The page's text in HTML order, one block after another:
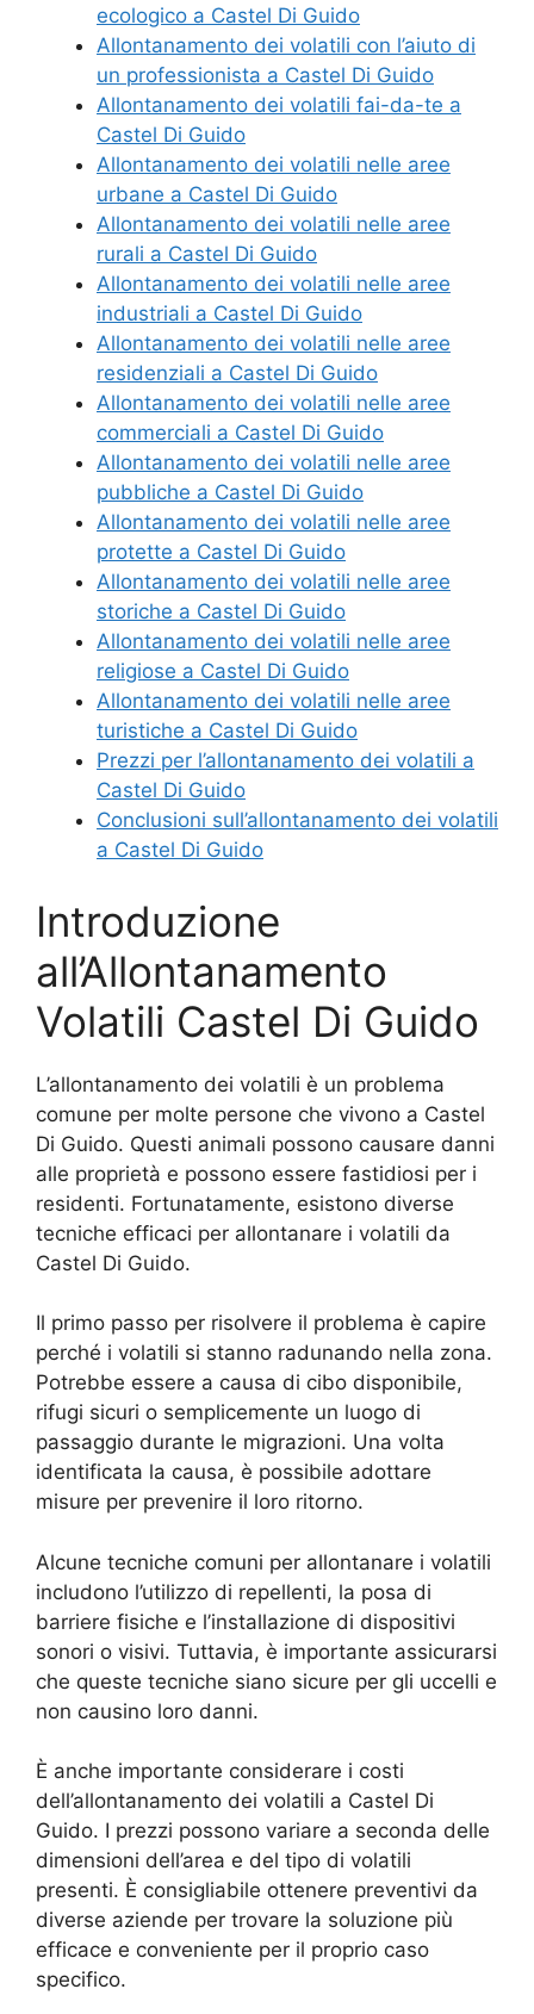
ecologico a Castel Di Guido
Allontanamento dei volatili con l’aiuto di
un professionista a Castel Di Guido
Allontanamento dei volatili fai-da-te a
Castel Di Guido
Allontanamento dei volatili nelle aree
urbane a Castel Di Guido
Allontanamento dei volatili nelle aree
rurali a Castel Di Guido
Allontanamento dei volatili nelle aree
industriali a Castel Di Guido
Allontanamento dei volatili nelle aree
residenziali a Castel Di Guido
Allontanamento dei volatili nelle aree
commerciali a Castel Di Guido
Allontanamento dei volatili nelle aree
pubbliche a Castel Di Guido
Allontanamento dei volatili nelle aree
protette a Castel Di Guido
Allontanamento dei volatili nelle aree
storiche a Castel Di Guido
Allontanamento dei volatili nelle aree
religiose a Castel Di Guido
Allontanamento dei volatili nelle aree
turistiche a Castel Di Guido
Prezzi per l’allontanamento dei volatili a
Castel Di Guido
Conclusioni sull’allontanamento dei volatili
a Castel Di Guido
Introduzione
all’Allontanamento
Volatili Castel Di Guido
L’allontanamento dei volatili è un problema
comune per molte persone che vivono a Castel
Di Guido. Questi animali possono causare danni
alle proprietà e possono essere fastidiosi per i
residenti. Fortunatamente, esistono diverse
tecniche efficaci per allontanare i volatili da
Castel Di Guido.
Il primo passo per risolvere il problema è capire
perché i volatili si stanno radunando nella zona.
Potrebbe essere a causa di cibo disponibile,
rifugi sicuri o semplicemente un luogo di
passaggio durante le migrazioni. Una volta
identificata la causa, è possibile adottare
misure per prevenire il loro ritorno.
Alcune tecniche comuni per allontanare i volatili
includono l’utilizzo di repellenti, la posa di
barriere fisiche e l’installazione di dispositivi
sonori o visivi. Tuttavia, è importante assicurarsi
che queste tecniche siano sicure per gli uccelli e
non causino loro danni.
È anche importante considerare i costi
dell’allontanamento dei volatili a Castel Di
Guido. I prezzi possono variare a seconda delle
dimensioni dell’area e del tipo di volatili
presenti. È consigliabile ottenere preventivi da
diverse aziende per trovare la soluzione più
efficace e conveniente per il proprio caso
specifico.